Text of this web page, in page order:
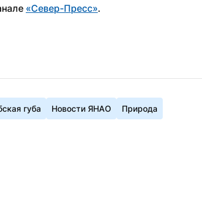
«Север-Пресс».
губа Новости ЯНАО Природа